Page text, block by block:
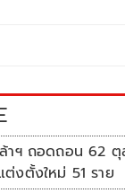
าฯ ถอดถอน 62 ตุ
งตั้งใหม่ 51 ราย